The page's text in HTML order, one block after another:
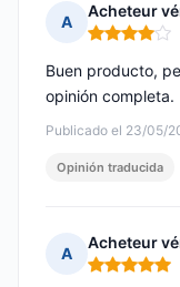
A
Acheteur
Nota: 4 de 5
Publicado el 23/05/
Buen producto,
opinión completa.
Opinión traducida
A
Acheteur
Nota: 5 de 5